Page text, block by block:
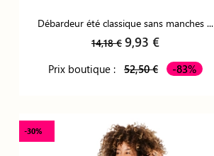
Débardeur été classique sans manches ...
14,18 € 9,93 €
Prix boutique : 52,50 € -83%
-30%